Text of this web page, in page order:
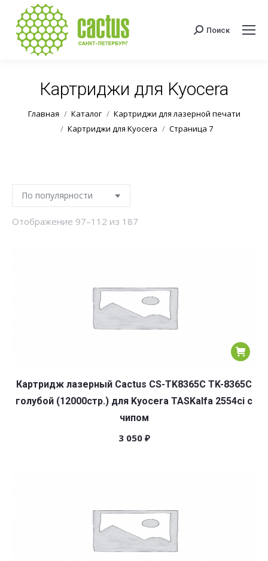
Поиск:
Поиск
Картриджи для Kyocera
Главная Каталог
Картриджи для лазерной печати
Картриджи для Kyocera
Страница 7
Отображение 97–112 из 187
Картридж лазерный Cactus CS-TK8365C TK-8365C
голубой (12000стр.) для Kyocera TASKalfa 2554ci с
чипом
3 050 ₽